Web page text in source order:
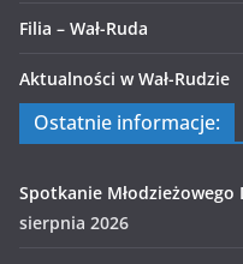
Filia – Wał-Ruda
Aktualności w Wał-Rudzie
Ostatnie informacje:
Spotkanie
sierpnia 2026